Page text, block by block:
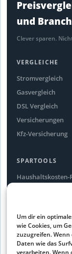
Um dir ein
wie Cookies, um
zuzugreifen.
Daten wie das
verarbeiten. Wenn
und
Clever sparen.
VERGLEICHE
Stromvergleich
Gasvergleich
DSL Vergleich
Versicherungen
Kfz-Versicherung
SPARTOOLS
Haushaltskosten-
Alle Spartipps
RECHTLICHES